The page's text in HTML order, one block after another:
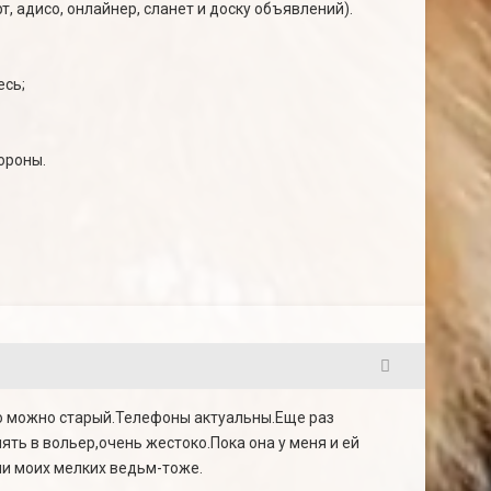
онлайнер, сланет и доску объявлений).
можно старый.Телефоны актуальны.Еще раз
в вольер,очень жестоко.Пока она у меня и ей
моих мелких ведьм-тоже.